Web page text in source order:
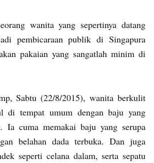
wanita yang sepertinya datang
pembicaraan publik di Singapura
pakaian yang sangatlah minim di
Sabtu (22/8/2015), wanita berkulit
di tempat umum dengan baju yang
Ia cuma memakai baju yang serupa
belahan dada terbuka. Dan juga
seperti celana dalam, serta sepatu